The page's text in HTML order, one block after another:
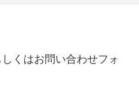
くはお問い合わせフォ